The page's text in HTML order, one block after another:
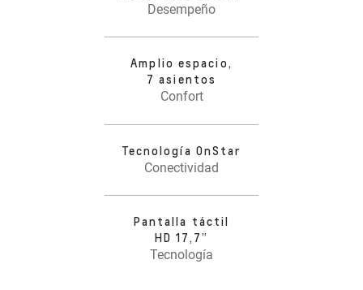
Desempeño
Amplio espacio,
7 asientos
Confort
Tecnología OnStar
Conectividad
Pantalla táctil
HD 17,7”
Tecnología